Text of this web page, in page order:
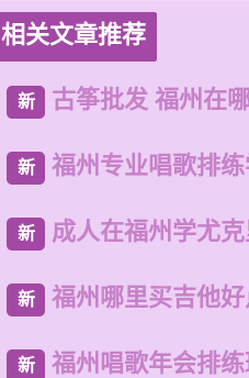
相关文章推荐
新 古筝批发 福州在
新 福州专业唱歌排
新 成人在福州学尤
新 福州哪里买吉他
新 福州唱歌年会排